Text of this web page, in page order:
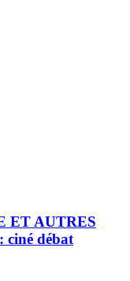
ET AUTRES
ciné débat